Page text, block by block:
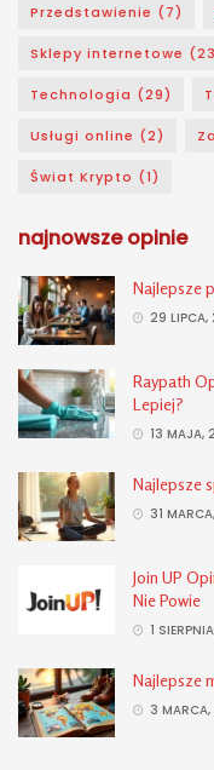
Przedstawienie (7)
Sklepy internetowe
Technologia (29)
Usługi online (2)
Świat Krypto (1)
najnowsze opinie
Najlepsze
29
Raypath
Lepiej?
13 MAJA,
Najlepsze
31
Join UP
Nie Powie
1
Najlepsze
3